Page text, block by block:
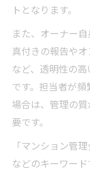
トとなります。
また、オーナー
真付きの報告や
など、透明性の
です。担当者が
場合は、管理の
要です。
「マンション管
などのキーワー